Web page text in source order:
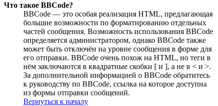
Что такое BBCode?
BBCode — это особая реализация HTML, предлагающая
большие возможности по форматированию отдельных
частей сообщения. Возможность использования BBCode
определяется администратором, однако BBCode также
может быть отключён на уровне сообщения в форме для
его отправки. BBCode очень похож на HTML, но теги в
нём заключаются в квадратные скобки [ и ], а не в < и >.
За дополнительной информацией о BBCode обратитесь
к руководству по BBCode, ссылка на которое доступна
из формы отправки сообщений.
Вернуться к началу